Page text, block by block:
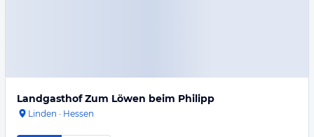
Landgasthof Zum Löwen beim Philipp
Linden · Hessen